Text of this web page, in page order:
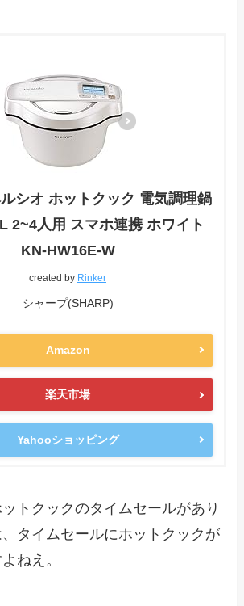
シオ ホットクック 電気調理鍋
2~4人用 スマホ連携 ホワイト
KN-HW16E-W
created by Rinker
シャープ(SHARP)
Amazon
楽天市場
Yahooショッピング
トクックのタイムセールがあり
タイムセールにホットクックが
ねえ。